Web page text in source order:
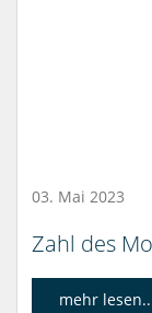
03. Mai 2023
Zahl des
mehr